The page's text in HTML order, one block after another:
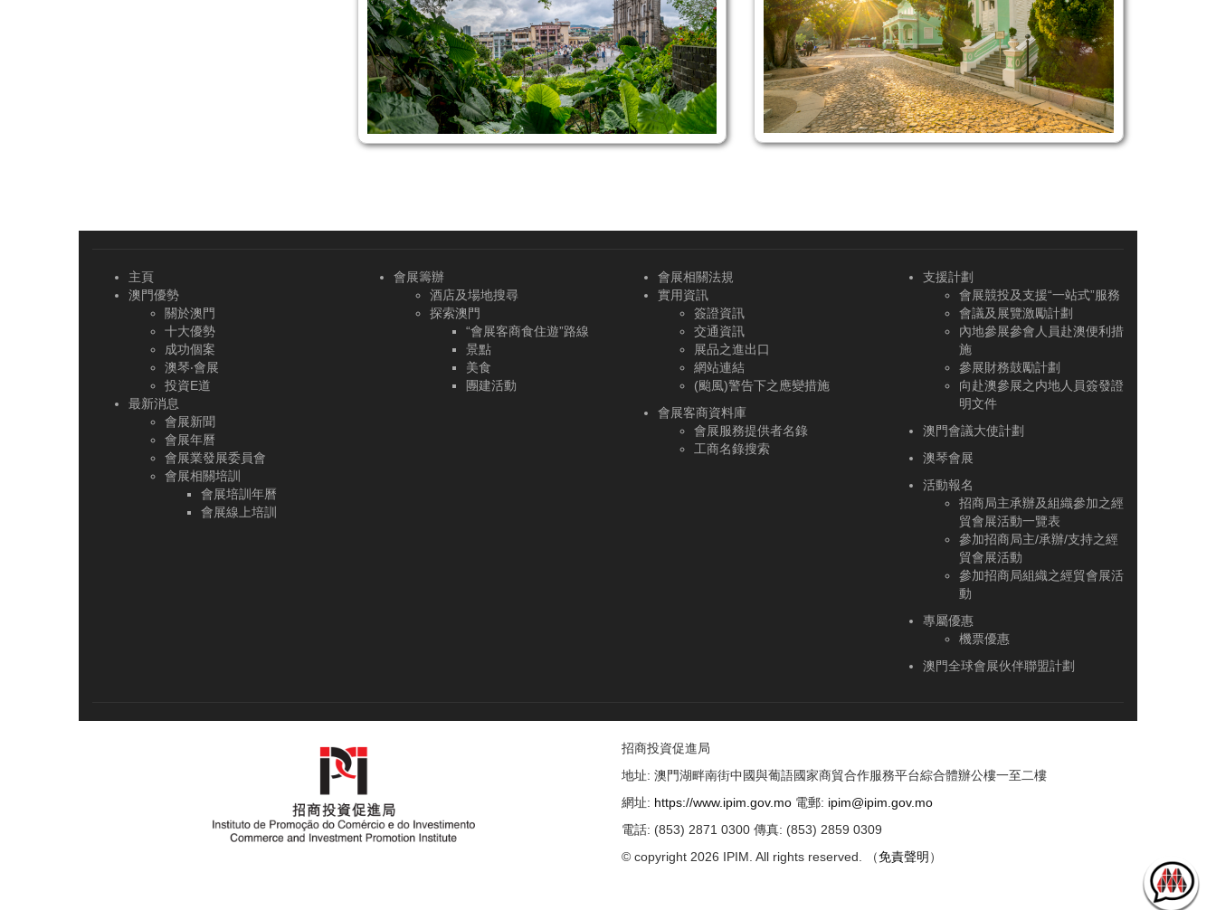
主頁
澳門優勢
關於澳門
十大優勢
成功個案
澳琴‧會展
投資E道
最新消息
會展新聞
會展年曆
會展業發展委員會
會展相關培訓
會展培訓年曆
會展線上培訓
會展籌辦
酒店及場地搜尋
探索澳門
“會展客商食住遊”路線
景點
美食
團建活動
會展相關法規
實用資訊
簽證資訊
交通資訊
展品之進出口
網站連結
(颱風)警告下之應變措施
會展客商資料庫
會展服務提供者名錄
工商名錄搜索
支援計劃
會展競投及支援“一站式”服務
會議及展覽激勵計劃
內地參展參會人員赴澳便利措
施
參展財務鼓勵計劃
向赴澳參展之内地人員簽發證
明文件
澳門會議大使計劃
澳琴會展
活動報名
招商局主承辦及組織參加之經
貿會展活動一覽表
參加招商局主/承辦/支持之經
貿會展活動
參加招商局組織之經貿會展活
動
專屬優惠
機票優惠
澳門全球會展伙伴聯盟計劃
招商投資促進局
地址: 澳門湖畔南街中國與葡語國家商貿合作服務平台綜合體辦公樓一至二樓
網址: https://www.ipim.gov.mo 電郵: ipim@ipim.gov.mo
電話: (853) 2871 0300 傳真: (853) 2859 0309
© copyright 2026 IPIM. All rights reserved. （免責聲明 ）